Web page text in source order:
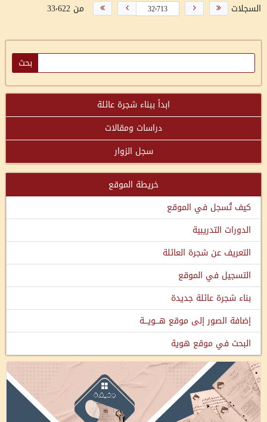
السجلات من 33٬622
ابدأ ببناء شجرة عائلة
دراسات ومقالات
سجل الزوار
خريطة الموقع
كيف تُسجل في الموقع
الدورات التدريبية
التعريف عن شجرة العائلة
التسجيل في الموقع
بناء شجرة عائلة جديدة
إضافة الصور إلى موقع هـــويـــة
البحث في موقع هوية